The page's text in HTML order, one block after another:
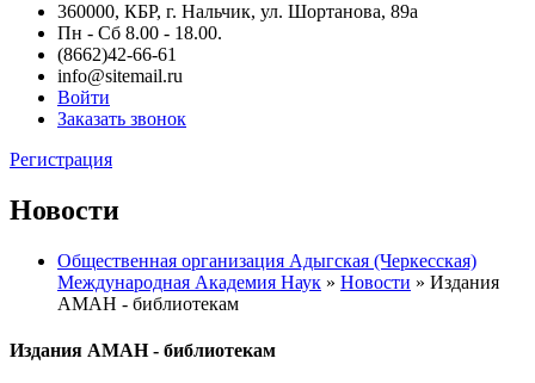
360000, КБР, г. Нальчик, ул. Шортанова, 89а
Пн - Сб 8.00 - 18.00.
(8662)42-66-61
info@sitemail.ru
Войти
Заказать звонок
Регистрация
Новости
Общественная организация Адыгская (Черкесская)
Международная Академия Наук » Новости » Издания
АМАН - библиотекам
Издания АМАН - библиотекам